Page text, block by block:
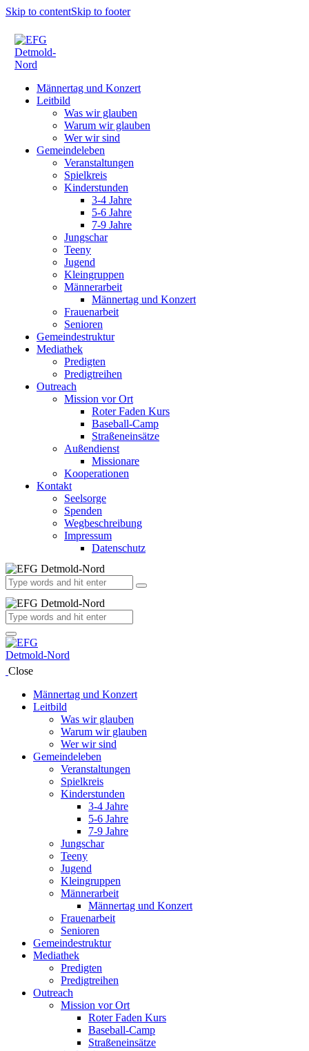
Skip to contentSkip to footer
Männertag und Konzert
Leitbild
Was wir glauben
Warum wir glauben
Wer wir sind
Gemeindeleben
Veranstaltungen
Spielkreis
Kinderstunden
3-4 Jahre
5-6 Jahre
7-9 Jahre
Jungschar
Teeny
Jugend
Kleingruppen
Männerarbeit
Männertag und Konzert
Frauenarbeit
Senioren
Gemeindestruktur
Mediathek
Predigten
Predigtreihen
Outreach
Mission vor Ort
Roter Faden Kurs
Baseball-Camp
Straßeneinsätze
Außendienst
Missionare
Kooperationen
Kontakt
Seelsorge
Spenden
Wegbeschreibung
Impressum
Datenschutz
Close
Männertag und Konzert
Leitbild
Was wir glauben
Warum wir glauben
Wer wir sind
Gemeindeleben
Veranstaltungen
Spielkreis
Kinderstunden
3-4 Jahre
5-6 Jahre
7-9 Jahre
Jungschar
Teeny
Jugend
Kleingruppen
Männerarbeit
Männertag und Konzert
Frauenarbeit
Senioren
Gemeindestruktur
Mediathek
Predigten
Predigtreihen
Outreach
Mission vor Ort
Roter Faden Kurs
Baseball-Camp
Straßeneinsätze